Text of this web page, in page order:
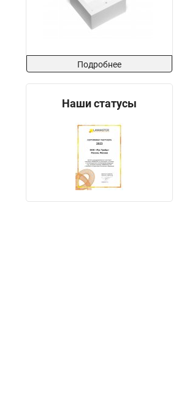
Подробнее
Наши статусы